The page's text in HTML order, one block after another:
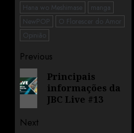
Hana wo Meshimase
manga
NewPOP
O Florescer do Amor
Opinião
Previous
Principais
informações da
JBC Live #13
Next